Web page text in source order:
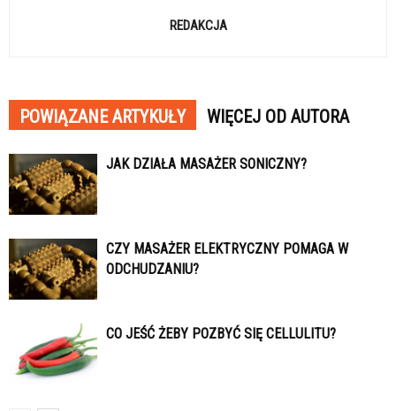
REDAKCJA
POWIĄZANE ARTYKUŁY WIĘCEJ OD AUTORA
JAK DZIAŁA MASAŻER SONICZNY?
CZY MASAŻER ELEKTRYCZNY POMAGA W
ODCHUDZANIU?
CO JEŚĆ ŻEBY POZBYĆ SIĘ CELLULITU?